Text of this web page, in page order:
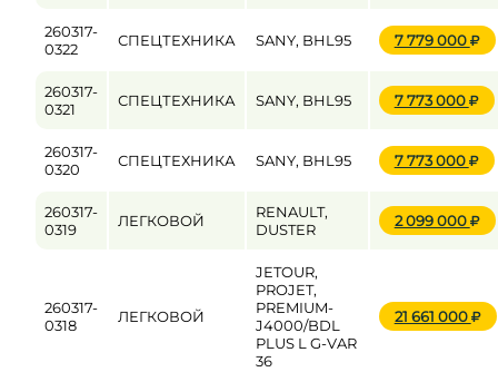
260317-
0322
СПЕЦТЕХНИКА SANY, BHL95 7 779 000
260317-
0321
СПЕЦТЕХНИКА SANY, BHL95 7 773 000
260317-
0320
СПЕЦТЕХНИКА SANY, BHL95 7 773 000
260317-
0319
ЛЕГКОВОЙ
RENAULT,
DUSTER
2 099 000
260317-
0318
ЛЕГКОВОЙ
JETOUR,
PROJET,
PREMIUM-
J4000/BDL
PLUS L G-VAR
36
21 661 000